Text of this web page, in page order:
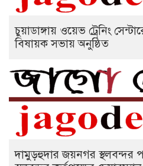
চুয়াডাঙ্গায় ওয়েভ ট্রেনিং
বিষায়ক সভায় অনুষ্ঠিত
দামুড়হুদার জয়নগর স্থলবন্দর